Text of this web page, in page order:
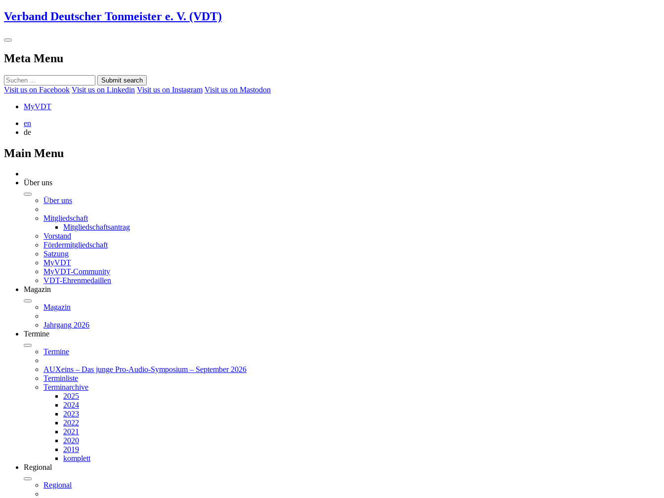
Verband Deutscher Tonmeister e. V. (VDT)
Meta Menu
Submit search
Visit us on Facebook Visit us on Linkedin Visit us on Instagram Visit us on Mastodon
MyVDT
en
de
Main Menu
Über uns
Über uns
Mitgliedschaft
Mitgliedschaftsantrag
Vorstand
Fördermitgliedschaft
Satzung
MyVDT
MyVDT-Community
VDT-Ehrenmedaillen
Magazin
Magazin
Jahrgang 2026
Termine
Termine
AUXeins – Das junge Pro-Audio-Symposium – September 2026
Terminliste
Terminarchive
2025
2024
2023
2022
2021
2020
2019
komplett
Regional
Regional